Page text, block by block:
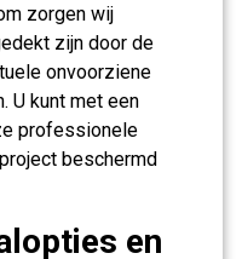
zorgen wij
zijn door de
onvoorziene
U kunt met een
professionele
beschermd
en